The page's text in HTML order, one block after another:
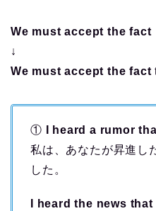
We must accept the fact
↓
We must accept the fact
①
I heard a rumor
私は、あなたが昇進し
した。
I heard the news